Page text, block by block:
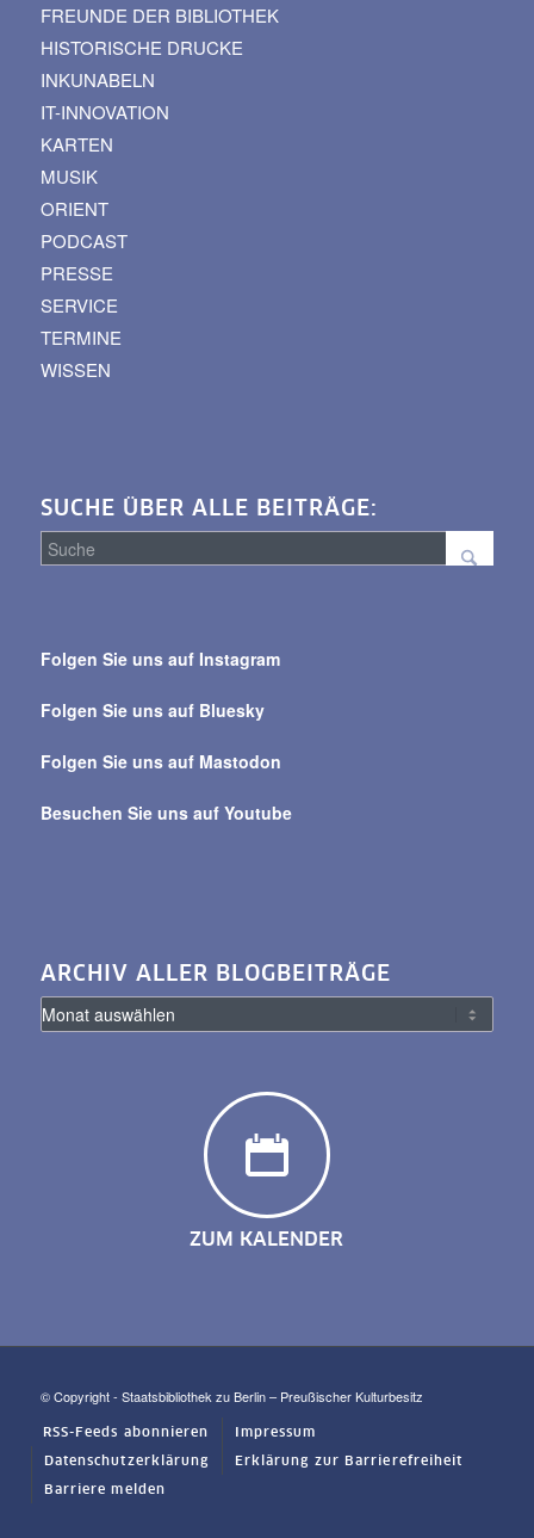
FREUNDE DER BIBLIOTHEK
HISTORISCHE DRUCKE
INKUNABELN
IT-INNOVATION
KARTEN
MUSIK
ORIENT
PODCAST
PRESSE
SERVICE
TERMINE
WISSEN
SUCHE ÜBER ALLE BEITRÄGE:
alle
Folgen Sie uns auf Instagram
Folgen Sie uns auf Bluesky
Folgen Sie uns auf Mastodon
Besuchen Sie uns auf Youtube
ARCHIV ALLER BLOGBEITRÄGE
ZUM KALENDER
© Copyright - Staatsbibliothek zu Berlin – Preußischer Kulturbesitz
RSS-Feeds abonnieren Impressum
Datenschutzerklärung Erklärung zur Barrierefreiheit
Barriere melden